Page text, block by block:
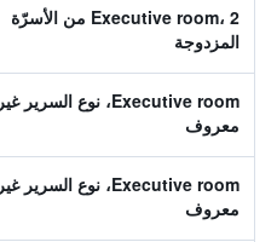
Executive room، 2 من الأسرّة
المزدوجة
Executive room، نوع السرير غير
معروف
Executive room، نوع السرير غير
معروف